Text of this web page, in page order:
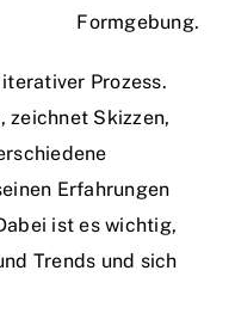
Formgebung.
Prozess.
zeichnet Skizzen,
Erfahrungen
ist es wichtig,
Trends und sich